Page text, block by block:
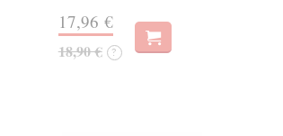
17,96 €
18,90 € ?